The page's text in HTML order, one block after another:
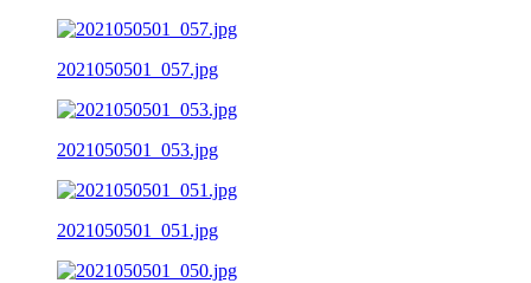
2021050501_057.jpg
2021050501_053.jpg
2021050501_051.jpg